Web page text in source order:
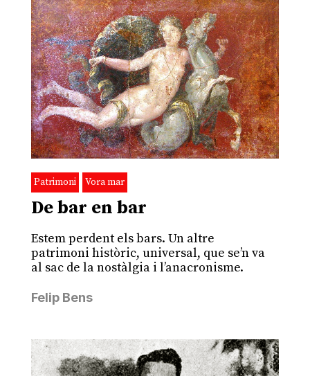
Patrimoni Vora mar
De bar en bar
Estem perdent els bars. Un altre
patrimoni històric, universal, que se’n va
al sac de la nostàlgia i l’anacronisme.
Felip Bens